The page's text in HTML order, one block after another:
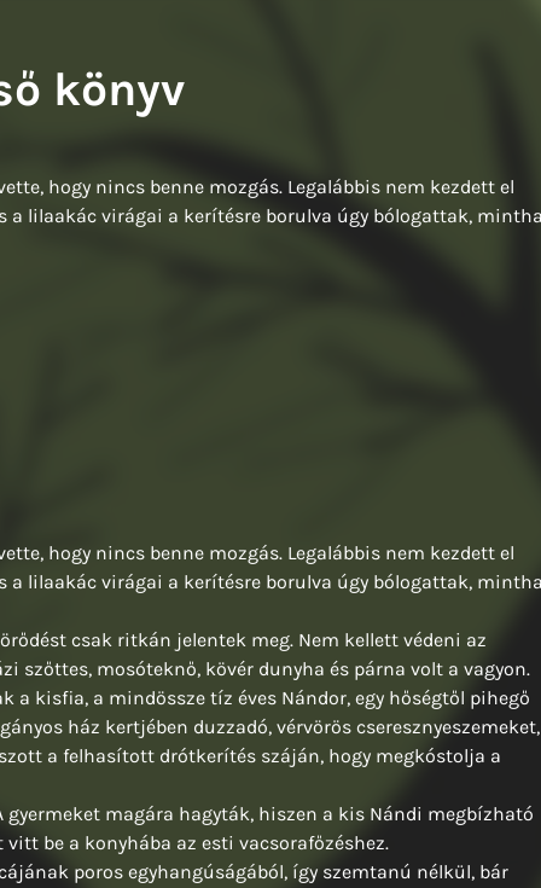
könyv
hogy nincs benne mozgás. Legalábbis nem kezdett el
a lilaakác virágai a kerítésre borulva úgy bólogattak,
hogy nincs benne mozgás. Legalábbis nem kezdett el
a lilaakác virágai a kerítésre borulva úgy bólogattak,
csak ritkán jelentek meg. Nem kellett védeni az
szőttes, mosóteknő, kövér dunyha és párna volt a vagyon.
a kisfia, a mindössze tíz éves Nándor, egy hőségtől pihegő
ház kertjében duzzadó, vérvörös cseresznyeszemeket,
a felhasított drótkerítés száján, hogy megkóstolja a
magára hagyták, hiszen a kis Nándi megbízható
be a konyhába az esti vacsorafőzéshez.
poros egyhangúságából, így szemtanú nélkül, bár